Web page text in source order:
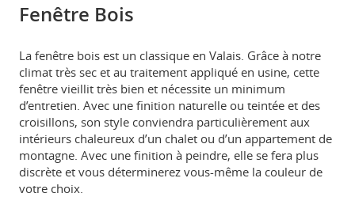
Fenêtre Bois
La fenêtre bois est un classique en Valais. Grâce à notre
climat très sec et au traitement appliqué en usine, cette
fenêtre vieillit très bien et nécessite un minimum
d’entretien. Avec une finition naturelle ou teintée et des
croisillons, son style conviendra particulièrement aux
intérieurs chaleureux d’un chalet ou d’un appartement de
montagne. Avec une finition à peindre, elle se fera plus
discrète et vous déterminerez vous-même la couleur de
votre choix.